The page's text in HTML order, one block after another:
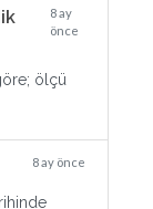
8 ay
önce
ölçü
8 ay önce